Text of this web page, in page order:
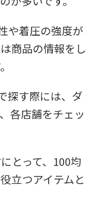
や着圧の強度が
商品の情報をし
探す際には、ダ
各店舗をチェッ
とって、100均
立つアイテムと